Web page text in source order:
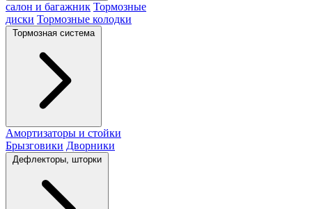
салон и багажник Тормозные
диски Тормозные колодки
Тормозная система
Амортизаторы и стойки
Брызговики Дворники
Дефлекторы, шторки